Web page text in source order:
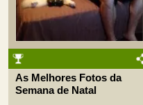
As Melhores Fotos da
Semana de Natal